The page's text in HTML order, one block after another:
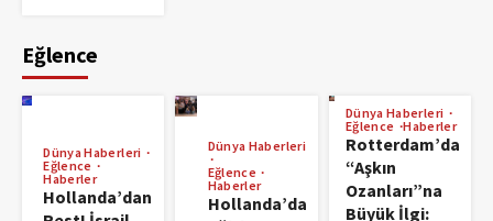
Eğlence
Dünya Haberleri
Eğlence
Haberler
Hollanda’dan
Dünya Haberleri
Eğlence
Haberler
Hollanda’da
Dünya Haberleri
Eğlence
Haberler
Rotterdam’da
“Aşkın
Ozanları”na
Büyük İlgi: